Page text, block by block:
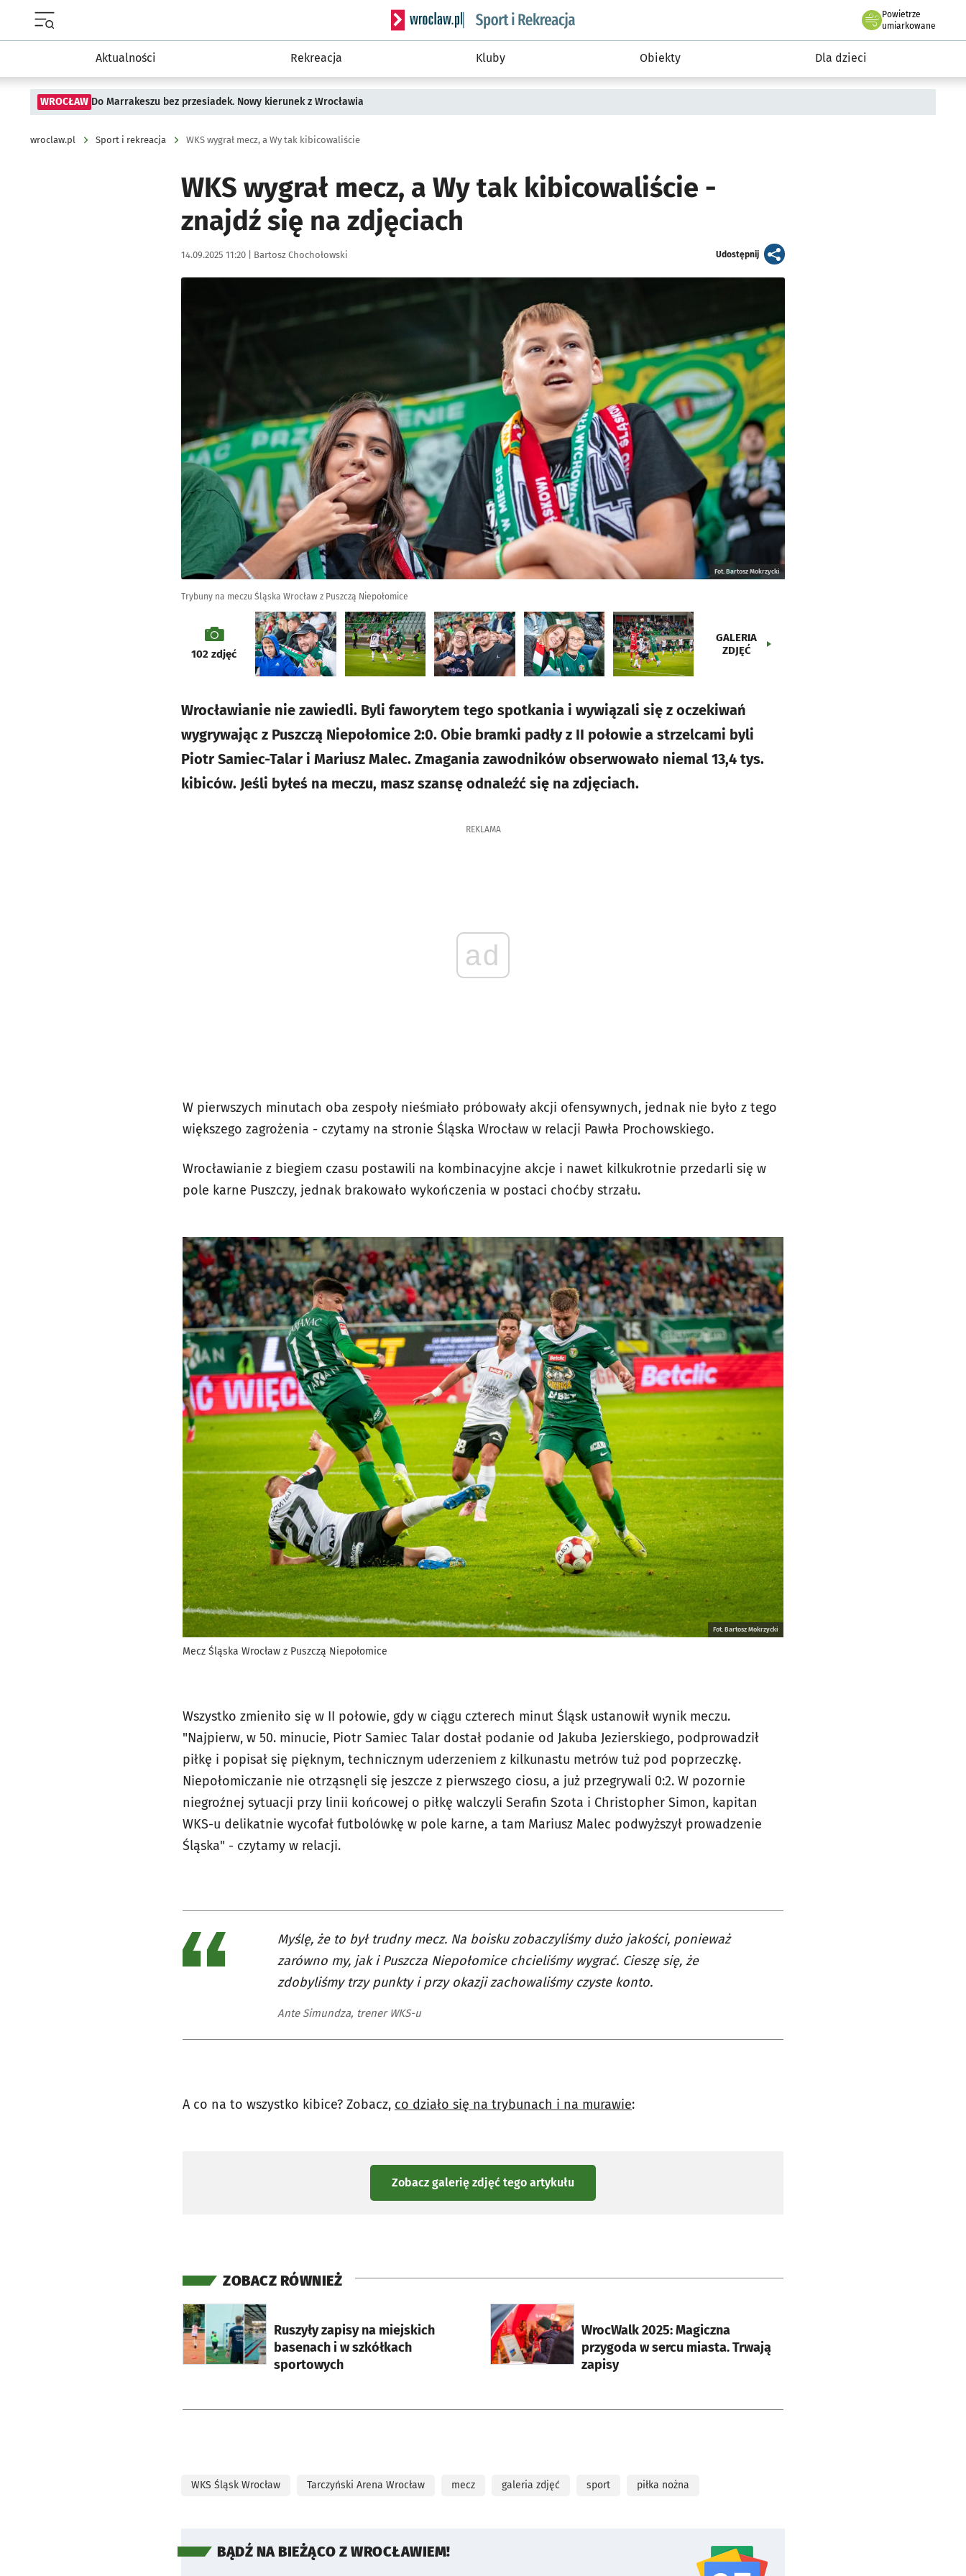
Serwis informacyjny wroclaw.pl podserwis: Sport i rekreacja
Powietrze
we Wrocławiu
umiarkowane
Aktualności Rekreacja Kluby Obiekty Dla dzieci
WROCŁAW Do Marrakeszu bez przesiadek. Nowy kierunek z Wrocławia
wroclaw.pl Sport i rekreacja WKS wygrał mecz, a Wy tak kibicowaliście
WKS wygrał mecz, a Wy tak kibicowaliście -
znajdź się na zdjęciach
Data publikacji:
14.09.2025 11:20 | Autor:
Bartosz Chochołowski Udostępnijartykuł
Fot. Bartosz Mokrzycki
Trybuny na meczu Śląska Wrocław z Puszczą Niepołomice
galeria
102 zdjęć
GALERIA
ZDJĘĆ
Wrocławianie nie zawiedli. Byli faworytem tego spotkania i wywiązali się z oczekiwań
wygrywając z Puszczą Niepołomice 2:0. Obie bramki padły z II połowie a strzelcami byli
Piotr Samiec-Talar i Mariusz Malec. Zmagania zawodników obserwowało niemal 13,4 tys.
kibiców. Jeśli byłeś na meczu, masz szansę odnaleźć się na zdjęciach.
REKLAMA
ad
W pierwszych minutach oba zespoły nieśmiało próbowały akcji ofensywnych, jednak nie było z tego
większego zagrożenia - czytamy na stronie Śląska Wrocław w relacji Pawła Prochowskiego.
Wrocławianie z biegiem czasu postawili na kombinacyjne akcje i nawet kilkukrotnie przedarli się w
pole karne Puszczy, jednak brakowało wykończenia w postaci choćby strzału.
Fot. Bartosz Mokrzycki
Mecz Śląska Wrocław z Puszczą Niepołomice
Wszystko zmieniło się w II połowie, gdy w ciągu czterech minut Śląsk ustanowił wynik meczu.
"Najpierw, w 50. minucie, Piotr Samiec Talar dostał podanie od Jakuba Jezierskiego, podprowadził
piłkę i popisał się pięknym, technicznym uderzeniem z kilkunastu metrów tuż pod poprzeczkę.
Niepołomiczanie nie otrząsnęli się jeszcze z pierwszego ciosu, a już przegrywali 0:2. W pozornie
niegroźnej sytuacji przy linii końcowej o piłkę walczyli Serafin Szota i Christopher Simon, kapitan
WKS-u delikatnie wycofał futbolówkę w pole karne, a tam Mariusz Malec podwyższył prowadzenie
Śląska" - czytamy w relacji.
Myślę, że to był trudny mecz. Na boisku zobaczyliśmy dużo jakości, ponieważ
zarówno my, jak i Puszcza Niepołomice chcieliśmy wygrać. Cieszę się, że
zdobyliśmy trzy punkty i przy okazji zachowaliśmy czyste konto.
Ante Simundza, trener WKS-u
A co na to wszystko kibice? Zobacz, co działo się na trybunach i na murawie:
Zobacz galerię zdjęć tego artykułu
ZOBACZ RÓWNIEŻ
Ruszyły zapisy na miejskich
basenach i w szkółkach
sportowych
otworzy się w nowej karcie
WrocWalk 2025: Magiczna
przygoda w sercu miasta. Trwają
zapisy
otworzy się w nowej karcie
WKS Śląsk Wrocław Tarczyński Arena Wrocław mecz galeria zdjęć sport piłka nożna
BĄDŹ NA BIEŻĄCO Z WROCŁAWIEM!